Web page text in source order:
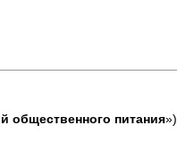
общественного питания»)